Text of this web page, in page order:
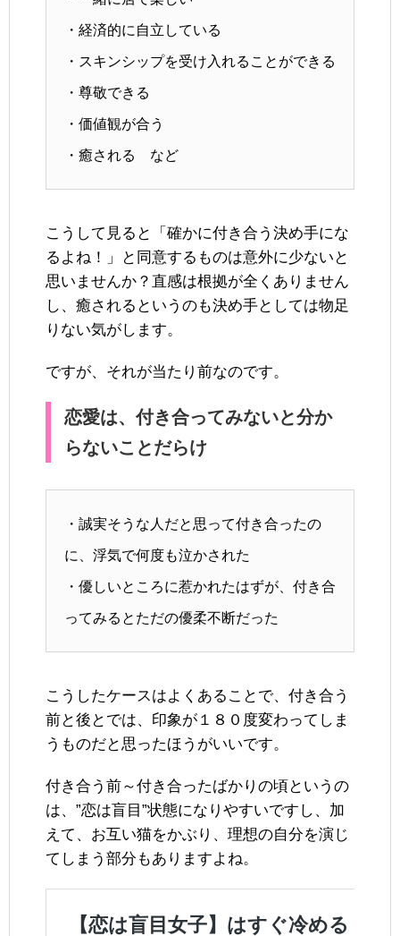
・経済的に自立している
・スキンシップを受け入れることができる
・尊敬できる
・価値観が合う
・癒される など
こうして見ると「確かに付き合う決め手にな
るよね！」と同意するものは意外に少ないと
思いませんか？直感は根拠が全くありません
し、癒されるというのも決め手としては物足
りない気がします。
ですが、それが当たり前なのです。
恋愛は、付き合ってみないと分か
らないことだらけ
・誠実そうな人だと思って付き合ったの
に、浮気で何度も泣かされた
・優しいところに惹かれたはずが、付き合
ってみるとただの優柔不断だった
こうしたケースはよくあることで、付き合う
前と後とでは、印象が１８０度変わってしま
うものだと思ったほうがいいです。
付き合う前～付き合ったばかりの頃というの
は、”恋は盲目”状態になりやすいですし、加
えて、お互い猫をかぶり、理想の自分を演じ
てしまう部分もありますよね。